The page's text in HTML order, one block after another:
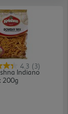
4.3 (3)
Indiano
200g